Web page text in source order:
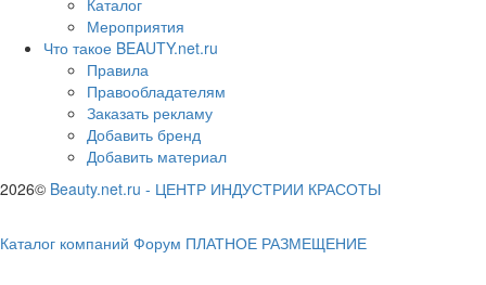
Мероприятия
Что такое BEAUTY.net.ru
Правила
Правообладателям
Заказать рекламу
Добавить бренд
Добавить материал
2026© Beauty.net.ru - ЦЕНТР ИНДУСТРИИ КРАСОТЫ
Каталог компаний Форум ПЛАТНОЕ РАЗМЕЩЕНИЕ